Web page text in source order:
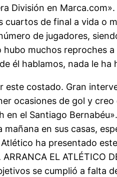
División en
de final a vida o
de jugadores,
muchos reproches
él hablamos, nada le
costado. Gran
ocasiones de gol y
en el Santiago
en sus casas,
ha presentado
EL ATLÉTICO
se cumplió a falta